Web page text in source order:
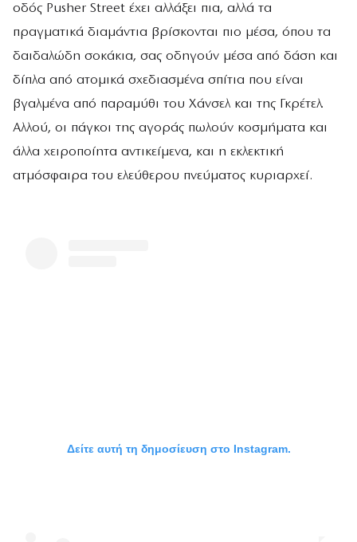
οδός Pusher Street έχει αλλάξει πια, αλλά τα
πραγματικά διαμάντια βρίσκονται πιο μέσα, όπου τα
δαιδαλώδη σοκάκια, σας οδηγούν μέσα από δάση και
δίπλα από ατομικά σχεδιασμένα σπίτια που είναι
βγαλμένα από παραμύθι του Χάνσελ και της Γκρέτελ.
Αλλού, οι πάγκοι της αγοράς πωλούν κοσμήματα και
άλλα χειροποίητα αντικείμενα, και η εκλεκτική
ατμόσφαιρα του ελεύθερου πνεύματος κυριαρχεί.
Δείτε αυτή τη δημοσίευση στο Instagram.